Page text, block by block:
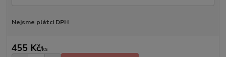
Nejsme plátci DPH
455 Kč/ks